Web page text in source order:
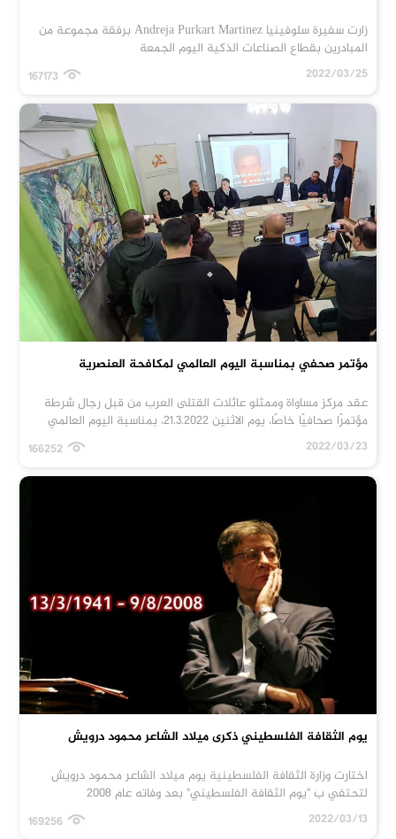
زارت سفيرة سلوفينيا Andreja Purkart Martinez برفقة مجموعة من
المبادرين بقطاع الصناعات الذكية اليوم الجمعة
2022/03/25
مؤتمر صحفي بمناسبة اليوم العالمي لمكافحة العنصرية
عقد مركز مساواة وممثلو عائلات القتلى العرب من قبل رجال شرطة
مؤتمرًا صحافيًا خاصًا، يوم الاثنين 21.3.2022، بمناسبة اليوم العالمي
2022/03/23
يوم الثقافة الفلسطيني ذكرى ميلاد الشاعر محمود درويش
اختارت وزارة الثقافة الفلسطينية يوم ميلاد الشاعر محمود درويش
لتحتفي ب "يوم الثقافة الفلسطيني" بعد وفاته عام 2008
2022/03/13